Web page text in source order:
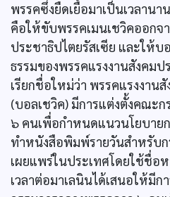
พรรคซึ่งยืดเยื้อมาเป็นเวลาน
คือให้ขับพรรคเมนเชวิคออกจ
ประชาธิปไตยรัสเซีย และให้
ธรรมของพรรคแรงงานสังคมป
เรียกชื่อใหม่ว่า พรรคแรงงาน
(บอลเชวิค) มีการแต่งตั้งคณะ
๖ คนเพื่อกำหนดแนวนโยบาย
ทำหนังสือพิมพ์รายวันสำหรับ
เผยแพร่ในประเทศโดยใช้ชื่อ
เวลาต่อมาเลนินได้เสนอให้มี